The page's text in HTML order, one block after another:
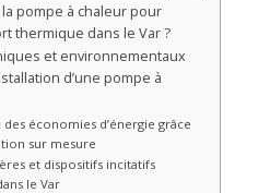
pompe à chaleur pour
thermique dans le Var ?
et environnementaux
d’une pompe à
économies d’énergie grâce
sur mesure
et dispositifs incitatifs
le Var